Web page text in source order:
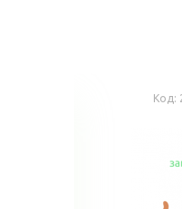
Код: